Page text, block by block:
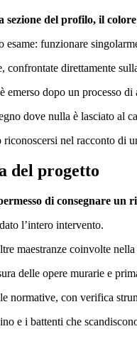
del profilo, il
esame: funzionare
confrontate direttamente
emerso dopo un processo
dove nulla è lasciato al
nel racconto di
del progetto
di consegnare
l’intero intervento.
maestranze coinvolte
delle opere murarie e
normative, con verifica
e i battenti che